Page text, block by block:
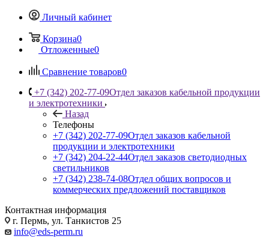
Личный кабинет
Корзина0
Отложенные0
Сравнение товаров0
+7 (342) 202-77-09Отдел заказов кабельной продукции
и электротехники
Назад
Телефоны
+7 (342) 202-77-09Отдел заказов кабельной
продукции и электротехники
+7 (342) 204-22-44Отдел заказов светодиодных
светильников
+7 (342) 238-74-08Отдел общих вопросов и
коммерческих предложений поставщиков
Контактная информация
г. Пермь, ул. Танкистов 25
info@eds-perm.ru